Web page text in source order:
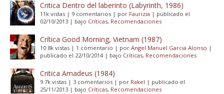
Critica Dentro del laberinto (Labyrinth, 1986)
11k vistas | 9 comentarios | por Faurizia | publicado el
02/10/2013 | bajo Críticas, Recomendaciones
Crítica Good Morning, Vietnam (1987)
10.8k vistas | 1 comentario | por Angel Manuel Garcia Alonso |
publicado el 22/10/2014| bajo Críticas, Recomendaciones
Critica Amadeus (1984)
9.7k vistas | 3 comentarios | por Rakel | publicado el
25/11/2013 | bajo Críticas, Recomendaciones